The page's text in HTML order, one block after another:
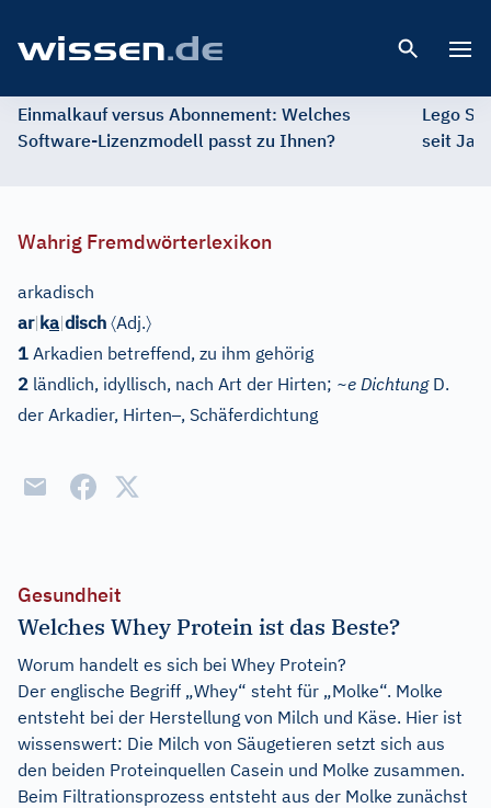
Einmalkauf versus Abonnement: Welches
Software-Lizenzmodell passt zu Ihnen?
Lego
seit
Wahrig Fremdwörterlexikon
arkadisch
ar|ka|disch 〈Adj.〉
1 Arkadien betreffend, zu ihm gehörig
2 ländlich, idyllisch, nach Art der Hirten; ~e DichtungD.
der Arkadier, Hirten–, Schäferdichtung
Gesundheit
Welches Whey Protein ist das Beste?
Worum handelt es sich bei Whey Protein?
Der englische Begriff „Whey“ steht für „Molke“. Molke
entsteht bei der Herstellung von Milch und Käse. Hier ist
wissenswert: Die Milch von Säugetieren setzt sich aus
den beiden Proteinquellen Casein und Molke zusammen.
Beim Filtrationsprozess entsteht aus der Molke zunächst